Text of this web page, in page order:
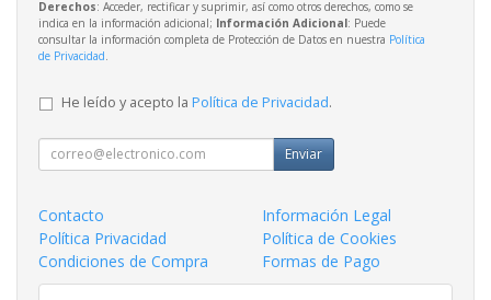
Derechos: Acceder, rectificar y suprimir, así como otros derechos, como se
indica en la información adicional; Información Adicional: Puede
consultar la información completa de Protección de Datos en nuestra Política
de Privacidad
He leído y acepto la Política de Privacidad.
Enviar
Contacto
Información Legal
Política Privacidad
Política de Cookies
Condiciones de Compra
Formas de Pago